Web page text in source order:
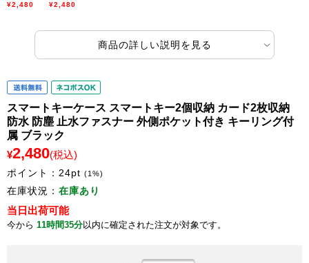
¥2,480 ¥2,480
商品の詳しい説明を見る
スマートキーケース スマートキー2個収納 カード2枚収納
防水 防塵 止水ファスナー 外側ポケット付き キーリング付
属 ブラック
¥2,480(税込)
ポイント： 24pt (1%)
在庫状況： 在庫あり
当日出荷可能
今から 11時間35分以内に確定された注文が対象です。